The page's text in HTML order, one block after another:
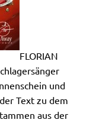
FLORIAN
und
Text zu dem
aus der